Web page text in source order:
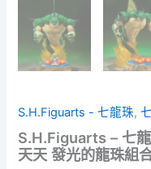
S.H.Figuarts - 七龍珠,
S.H.Figuarts – 七
天天 發光的龍珠組